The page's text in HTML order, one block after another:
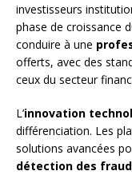
investisseurs
phase de croissance
conduire à une
offerts, avec des
ceux du secteur
L’innovation
différenciation. Les
solutions avancées
détection des